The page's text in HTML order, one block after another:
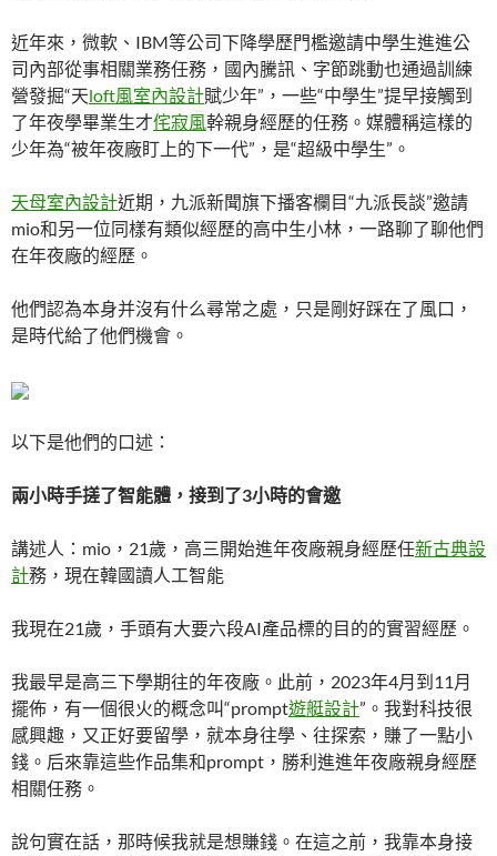
近年來，微軟、IBM等公司下降學歷門檻邀請中學生進進公
司內部從事相關業務任務，國內騰訊、字節跳動也通過訓練
營發掘“天loft風室內設計賦少年”，一些“中學生”提早接觸到
了年夜學畢業生才侘寂風幹親身經歷的任務。媒體稱這樣的
少年為“被年夜廠盯上的下一代”，是“超級中學生”。
天母室內設計近期，九派新聞旗下播客欄目“九派長談”邀請
mio和另一位同樣有類似經歷的高中生小林，一路聊了聊他們
在年夜廠的經歷。
他們認為本身并沒有什么尋常之處，只是剛好踩在了風口，
是時代給了他們機會。
以下是他們的口述：
兩小時手搓了智能體，接到了3小時的會邀
講述人：mio，21歲，高三開始進年夜廠親身經歷任新古典設
計務，現在韓國讀人工智能
我現在21歲，手頭有大要六段AI產品標的目的的實習經歷。
我最早是高三下學期往的年夜廠。此前，2023年4月到11月
擺佈，有一個很火的概念叫“prompt遊艇設計”。我對科技很
感興趣，又正好要留學，就本身往學、往探索，賺了一點小
錢。后來靠這些作品集和prompt，勝利進進年夜廠親身經歷
相關任務。
說句實在話，那時候我就是想賺錢。在這之前，我靠本身接